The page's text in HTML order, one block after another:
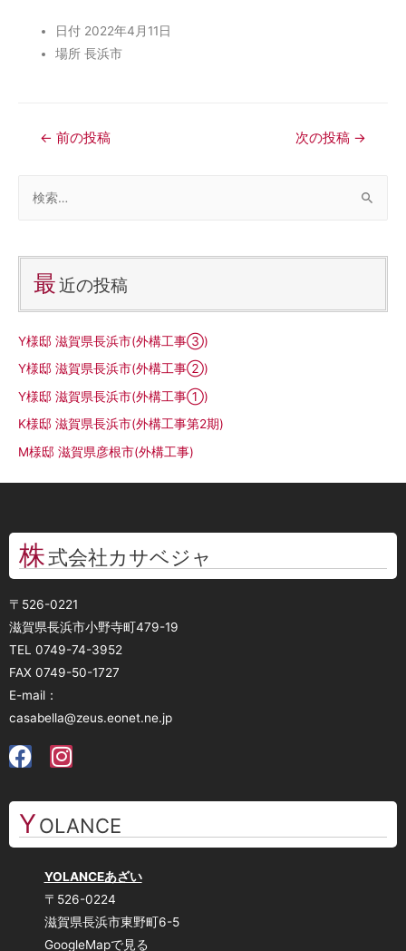
日付 2022年4月11日
場所 長浜市
← 前の投稿 次の投稿 →
最近の投稿
Y様邸 滋賀県長浜市(外構工事③)
Y様邸 滋賀県長浜市(外構工事②)
Y様邸 滋賀県長浜市(外構工事①)
K様邸 滋賀県長浜市(外構工事第2期)
M様邸 滋賀県彦根市(外構工事)
株式会社カサベジャ
〒526-0221
滋賀県長浜市小野寺町479-19
TEL 0749-74-3952
FAX 0749-50-1727
E-mail：
casabella@zeus.eonet.ne.jp
YOLANCE
YOLANCEあざい
〒526-0224
滋賀県長浜市東野町6-5
GoogleMapで見る